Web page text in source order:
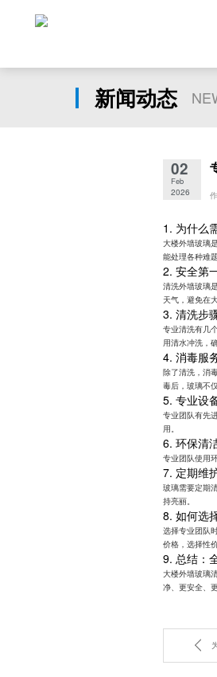
新闻动态
02
Feb
2026
1. 为什么
大楼外墙玻璃
能处理各种难题
2. 安全第
清洗外墙玻璃
天气，避免在
3. 清洗步
专业清洗有几
用清水冲洗，
4. 消毒服
除了清洗，消
毒后，玻璃不
5. 专业设
专业团队有先
用。
6. 环保清
专业团队使用
7. 定期维
玻璃需要定期
持亮丽。
8. 如何选
选择专业团队
价格，选择性
9. 总结：
大楼外墙玻璃
净、更安全、更